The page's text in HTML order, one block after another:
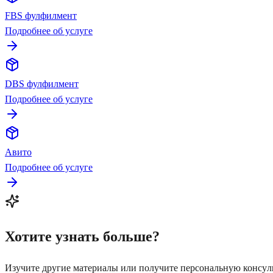
FBS фулфилмент
Подробнее об услуге
DBS фулфилмент
Подробнее об услуге
Авито
Подробнее об услуге
Хотите узнать больше?
Изучите другие материалы или получите персональную